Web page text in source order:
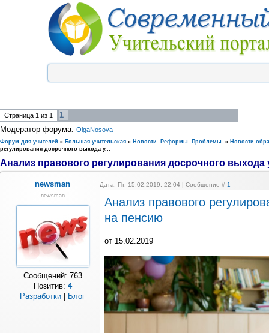
Страница 1 из 1
1
Модератор форума: OlgaNosova
Форум для учителей » Большая учительская » Новости. Реформы. Проблемы. » Новости
регулирования досрочного выхода у...
Анализ правового регулирования досрочного выхода
newsman Дата: Пт, 15.02.2019, 22:04 | Сообщение # 1
newsman
Сообщений: 763
Позитив: 4
Разработки
Блог
Анализ правового
на пенсию
от 15.02.2019